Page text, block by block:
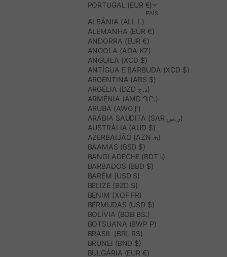
PORTUGAL (EUR €)
PAÍS
ALBÂNIA (ALL L)
ALEMANHA (EUR €)
ANDORRA (EUR €)
ANGOLA (AOA KZ)
ANGUILA (XCD $)
ANTÍGUA E BARBUDA (XCD $)
ARGENTINA (ARS $)
ARGÉLIA (DZD د.ج)
ARMÉNIA (AMD ԴՐ.)
ARUBA (AWG Ƒ)
ARÁBIA SAUDITA (SAR ر.س)
AUSTRÁLIA (AUD $)
AZERBAIJÃO (AZN ₼)
BAAMAS (BSD $)
BANGLADECHE (BDT ৳)
BARBADOS (BBD $)
BARÉM (USD $)
BELIZE (BZD $)
BENIM (XOF FR)
BERMUDAS (USD $)
BOLÍVIA (BOB BS.)
BOTSUANA (BWP P)
BRASIL (BRL R$)
BRUNEI (BND $)
BULGÁRIA (EUR €)